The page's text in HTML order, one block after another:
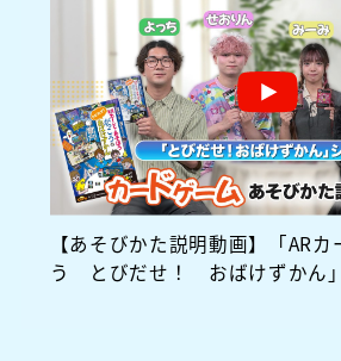
【あそびかた説明動画】「AR
う とびだせ！ おばけずかん